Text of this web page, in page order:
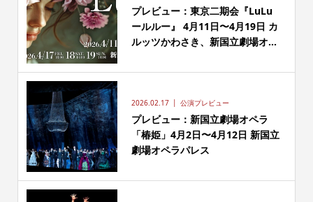
プレビュー：東京二期会『LuLu
ールルー』 4月11日〜4月19日 カ
ルッツかわさき、新国立劇場オ...
2026.02.17 公演プレビュー
プレビュー：新国立劇場オペラ
「椿姫」4月2日〜4月12日 新国立
劇場オペラパレス